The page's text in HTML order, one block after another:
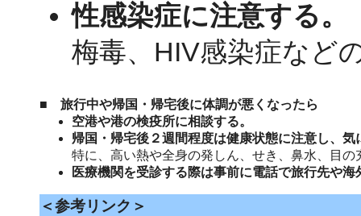
性感染症に注意する。
梅毒、HIV感染症など
■ 旅行中や帰国・帰宅後に体調が悪くなったら
空港や港の検疫所に相談する。
帰国・帰宅後２週間程度は健康状態に注意し、
特に、高い熱や全身の発しん、せき、鼻水、目の
医療機関を受診する際は事前に電話で旅行先や
＜参考リンク＞